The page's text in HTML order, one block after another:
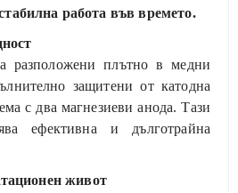
работа във времето.
разположени плътно в медни
защитени от катодна
с два магнезиеви анода. Тази
ефективна и дълготрайна
живот